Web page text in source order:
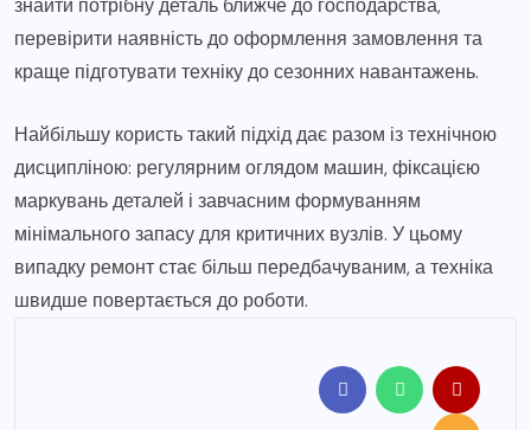
знайти потрібну деталь ближче до господарства,
перевірити наявність до оформлення замовлення та
краще підготувати техніку до сезонних навантажень.
Найбільшу користь такий підхід дає разом із технічною
дисципліною: регулярним оглядом машин, фіксацією
маркувань деталей і завчасним формуванням
мінімального запасу для критичних вузлів. У цьому
випадку ремонт стає більш передбачуваним, а техніка
швидше повертається до роботи.